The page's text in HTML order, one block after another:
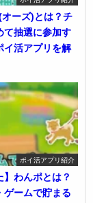
オーズ)とは？チ
て抽選に参加す
イ活アプリを解
ポイ活アプリ紹介
】わんポとは？
ゲームで貯まる